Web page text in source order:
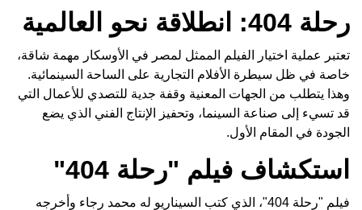
رحلة 404: انطلاقة نحو العالمية
تعتبر عملية اختيار الفيلم الممثل لمصر في الأوسكار مهمة شاقة،
خاصة في ظل سيطرة الأفلام التجارية على الساحة السينمائية.
وهذا يتطلب من الجهات المعنية وقفة جدية للتصدي للأعمال التي
قد تسيء إلى صناعة السينما، وتحفيز الإنتاج الفني الذي يضع
الجودة في المقام الأول.
استكشاف فيلم "رحلة 404"
فيلم "رحلة 404"، الذي كتب السيناريو له محمد رجاء وأخرجه